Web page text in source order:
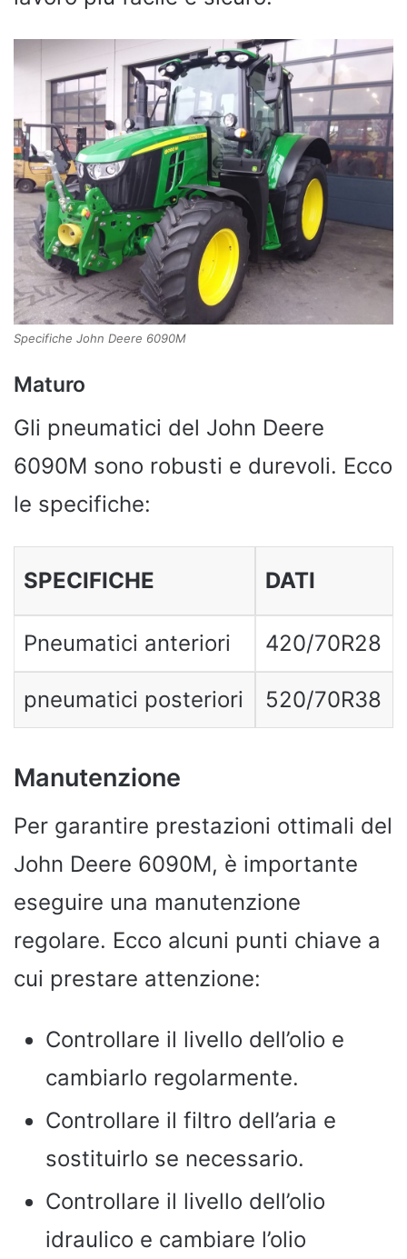
Specifiche John Deere 6090M
Maturo
Gli pneumatici del John Deere
6090M sono robusti e durevoli. Ecco
le specifiche:
SPECIFICHE DATI
Pneumatici anteriori 420/70R28
pneumatici posteriori 520/70R38
Manutenzione
Per garantire prestazioni ottimali del
John Deere 6090M, è importante
eseguire una manutenzione
regolare. Ecco alcuni punti chiave a
cui prestare attenzione:
Controllare il livello dell’olio e
cambiarlo regolarmente.
Controllare il filtro dell’aria e
sostituirlo se necessario.
Controllare il livello dell’olio
idraulico e cambiare l’olio